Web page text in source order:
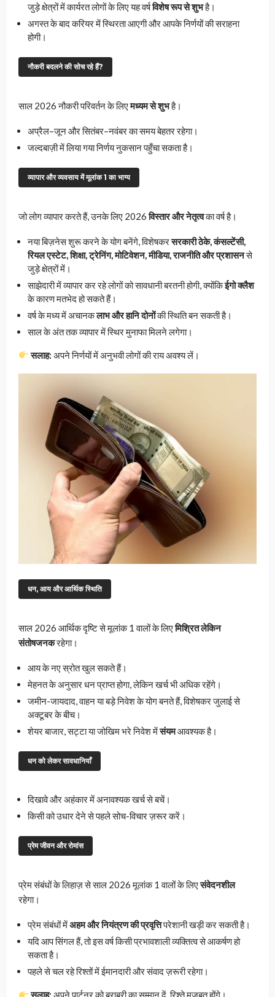
जुड़े क्षेत्रों में कार्यरत लोगों के लिए यह वर्षविशेष रूप से शुभहै।
अगस्त के बाद करियर में स्थिरता आएगी और आपके निर्णयों की सराहना
होगी।
नौकरी बदलने की सोच रहे हैं?
साल 2026 नौकरी परिवर्तन के लिएमध्यम से शुभहै।
अप्रैल–जून और सितंबर–नवंबर का समय बेहतर रहेगा।
जल्दबाज़ी में लिया गया निर्णय नुकसान पहुँचा सकता है।
व्यापार और व्यवसाय में मूलांक 1 का भाग्य
जो लोग व्यापार करते हैं, उनके लिए 2026विस्तार और नेतृत्वका वर्ष है।
नया बिज़नेस शुरू करने के योग बनेंगे, विशेषकरसरकारी ठेके, कंसल्टेंसी,
रियल एस्टेट, शिक्षा, ट्रेनिंग, मोटिवेशन, मीडिया, राजनीति और प्रशासनसे
जुड़े क्षेत्रों में।
साझेदारी में व्यापार कर रहे लोगों को सावधानी बरतनी होगी, क्योंकिईगो क्लैश
के कारण मतभेद हो सकते हैं।
वर्ष के मध्य में अचानकलाभ और हानि दोनोंकी स्थिति बन सकती है।
साल के अंत तक व्यापार में स्थिर मुनाफा मिलने लगेगा।
सलाह: अपने निर्णयों में अनुभवी लोगों की राय अवश्य लें।
धन, आय और आर्थिक स्थिति
साल 2026 आर्थिक दृष्टि से मूलांक 1 वालों के लिएमिश्रित लेकिन
संतोषजनकरहेगा।
आय के नए स्रोत खुल सकते हैं।
मेहनत के अनुसार धन प्राप्त होगा, लेकिन खर्च भी अधिक रहेंगे।
जमीन-जायदाद, वाहन या बड़े निवेश के योग बनते हैं, विशेषकर जुलाई से
अक्टूबर के बीच।
शेयर बाजार, सट्टा या जोखिम भरे निवेश मेंसंयमआवश्यक है।
धन को लेकर सावधानियाँ
दिखावे और अहंकार में अनावश्यक खर्च से बचें।
किसी को उधार देने से पहले सोच-विचार ज़रूर करें।
प्रेम जीवन और रोमांस
प्रेम संबंधों के लिहाज़ से साल 2026 मूलांक 1 वालों के लिएसंवेदनशील
रहेगा।
प्रेम संबंधों मेंअहम और नियंत्रण की प्रवृत्तिपरेशानी खड़ी कर सकती है।
यदि आप सिंगल हैं, तो इस वर्ष किसी प्रभावशाली व्यक्तित्व से आकर्षण हो
सकता है।
पहले से चल रहे रिश्तों में ईमानदारी और संवाद ज़रूरी रहेगा।
सलाह: अपने पार्टनर को बराबरी का सम्मान दें, रिश्ते मजबूत होंगे।